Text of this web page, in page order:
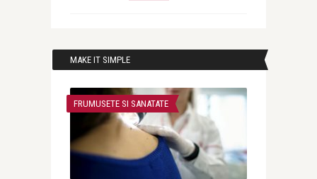
MAKE IT SIMPLE
FRUMUSETE SI SANATATE